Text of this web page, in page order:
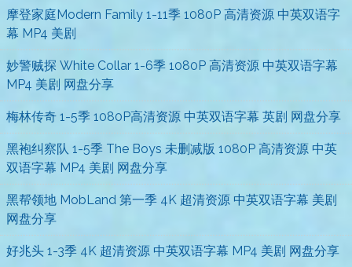
摩登家庭Modern Family 1-11季 1080P 高清资源 中英双语字
幕 MP4 美剧
妙警贼探 White Collar 1-6季 1080P 高清资源 中英双语字幕
MP4 美剧 网盘分享
梅林传奇 1-5季 1080P高清资源 中英双语字幕 英剧 网盘分享
黑袍纠察队 1-5季 The Boys 未删减版 1080P 高清资源 中英
双语字幕 MP4 美剧 网盘分享
黑帮领地 MobLand 第一季 4K 超清资源 中英双语字幕 美剧
网盘分享
好兆头 1-3季 4K 超清资源 中英双语字幕 MP4 美剧 网盘分享